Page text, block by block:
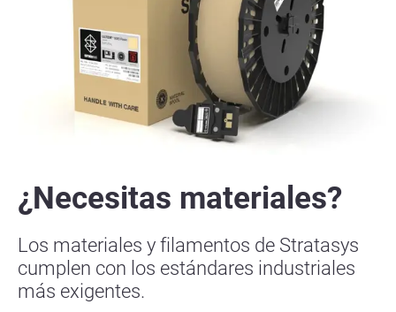
¿Necesitas materiales?
Los materiales y filamentos de Stratasys
cumplen con los estándares industriales
más exigentes.